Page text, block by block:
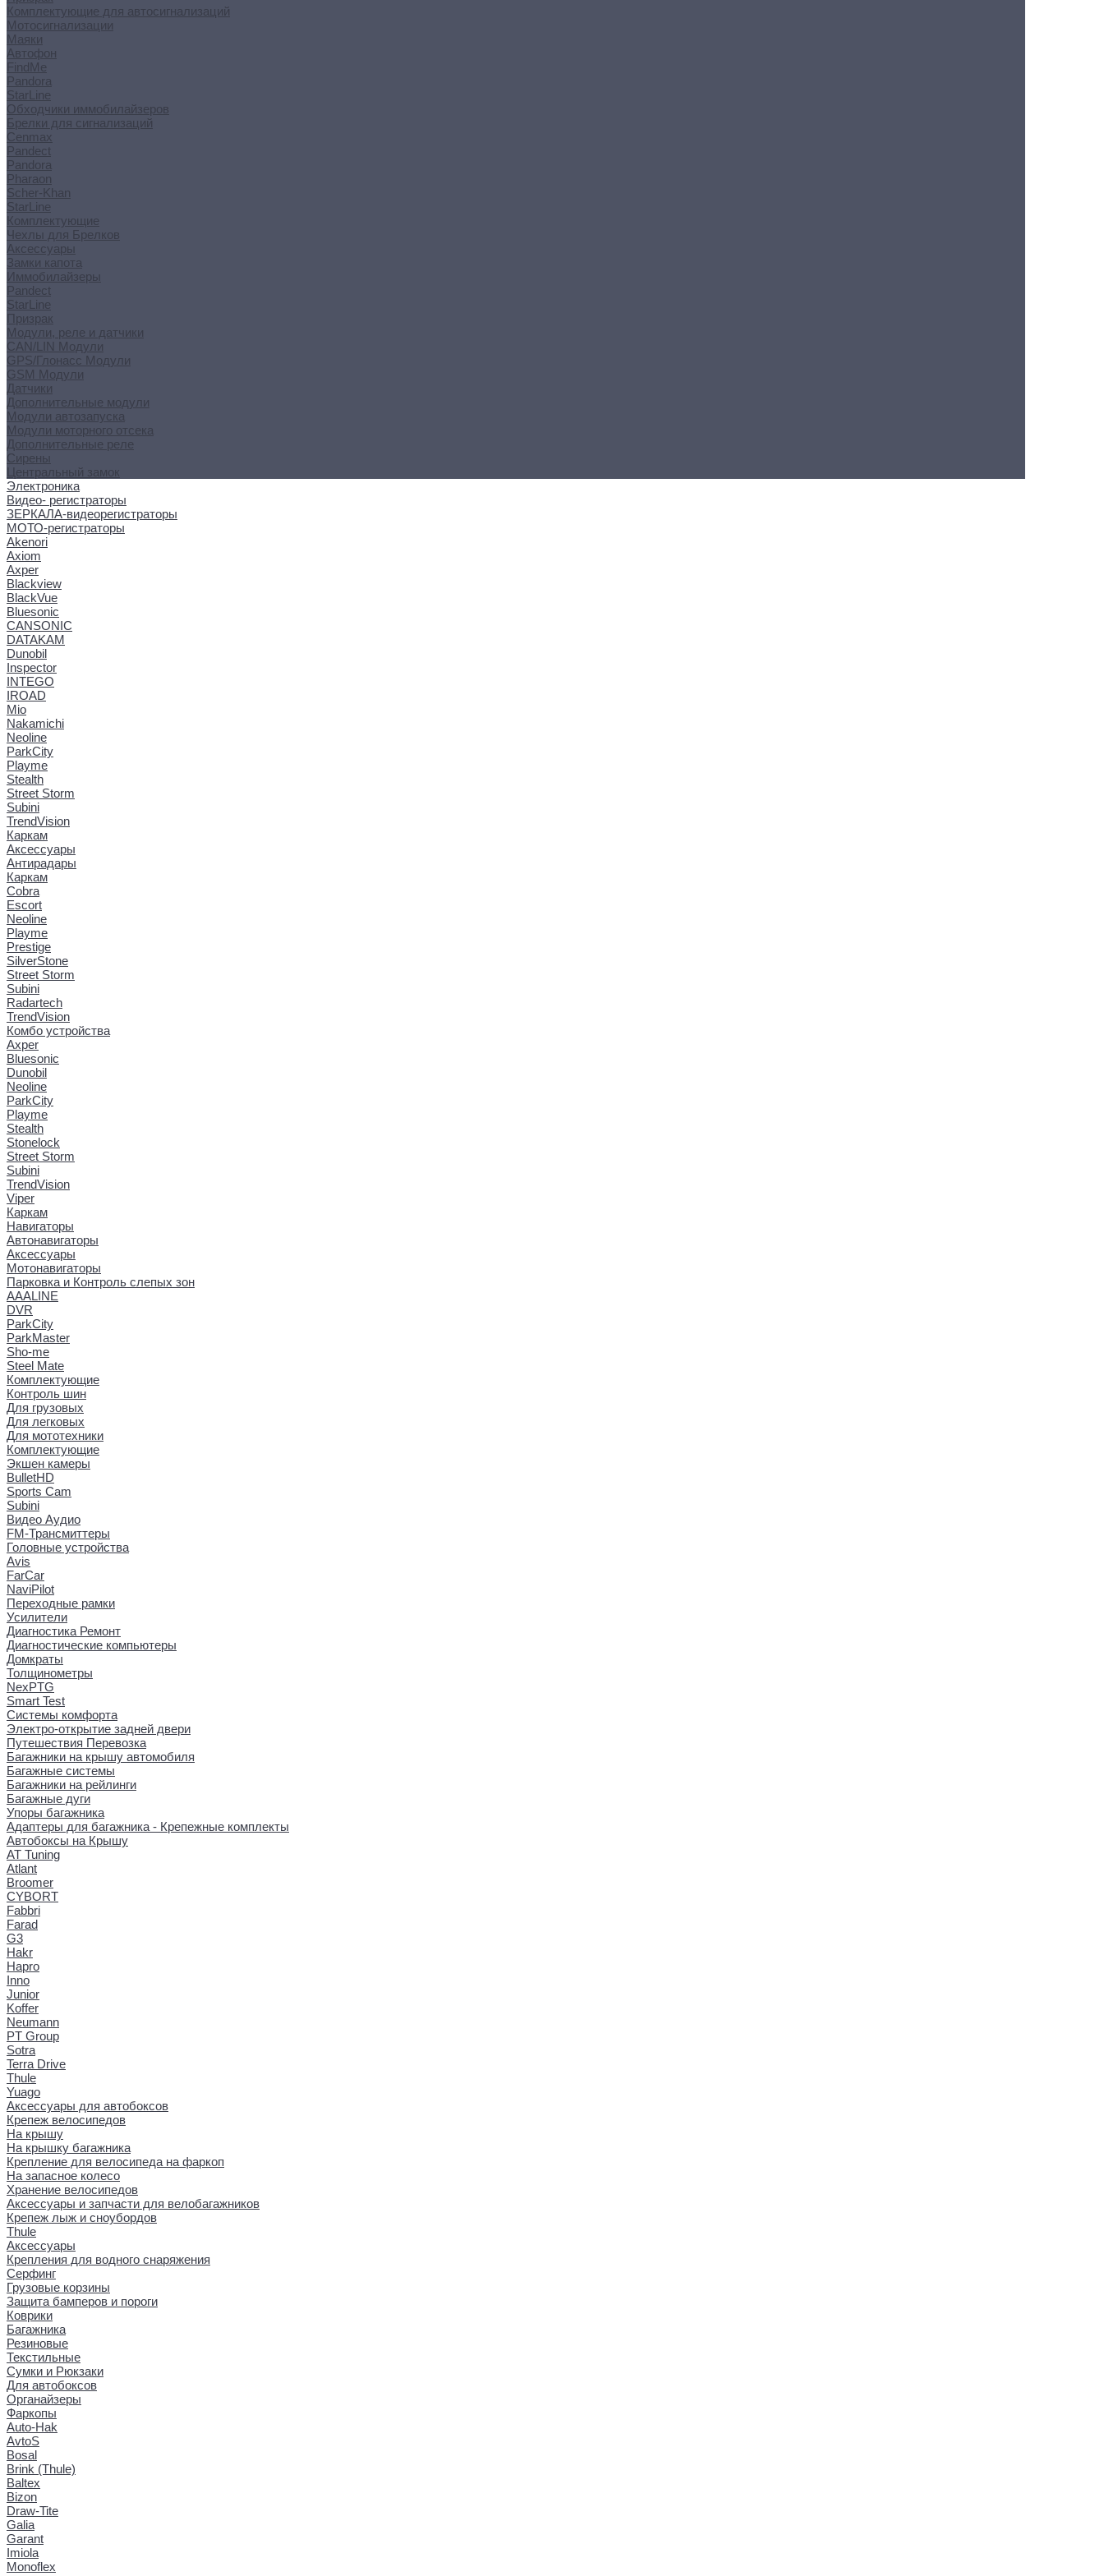
Комплектующие для автосигнализаций
Мотосигнализации
Маяки
Автофон
FindMe
Pandora
StarLine
Обходчики иммобилайзеров
Брелки для сигнализаций
Cenmax
Pandect
Pandora
Pharaon
Scher-Khan
StarLine
Комплектующие
Чехлы для Брелков
Аксессуары
Замки капота
Иммобилайзеры
Pandect
StarLine
Призрак
Модули, реле и датчики
CAN/LIN Модули
GPS/Глонасс Модули
GSM Модули
Датчики
Дополнительные модули
Модули автозапуска
Модули моторного отсека
Дополнительные реле
Сирены
Центральный замок
Электроника
Видео- регистраторы
ЗЕРКАЛА-видеорегистраторы
МОТО-регистраторы
Akenori
Axiom
Axper
Blackview
BlackVue
Bluesonic
CANSONIC
DATAKAM
Dunobil
Inspector
INTEGO
IROAD
Mio
Nakamichi
Neoline
ParkCity
Playme
Stealth
Street Storm
Subini
TrendVision
Каркам
Аксессуары
Антирадары
Каркам
Cobra
Escort
Neoline
Playme
Prestige
SilverStone
Street Storm
Subini
Radartech
TrendVision
Комбо устройства
Axper
Bluesonic
Dunobil
Neoline
ParkCity
Playme
Stealth
Stonelock
Street Storm
Subini
TrendVision
Viper
Каркам
Навигаторы
Автонавигаторы
Аксессуары
Мотонавигаторы
Парковка и Контроль слепых зон
AAALINE
DVR
ParkCity
ParkMaster
Sho-me
Steel Mate
Комплектующие
Контроль шин
Для грузовых
Для легковых
Для мототехники
Комплектующие
Экшен камеры
BulletHD
Sports Cam
Subini
Видео Аудио
FM-Трансмиттеры
Головные устройства
Avis
FarCar
NaviPilot
Переходные рамки
Усилители
Диагностика Ремонт
Диагностические компьютеры
Домкраты
Толщинометры
NexPTG
Smart Test
Системы комфорта
Электро-открытие задней двери
Путешествия Перевозка
Багажники на крышу автомобиля
Багажные системы
Багажники на рейлинги
Багажные дуги
Упоры багажника
Адаптеры для багажника - Крепежные комплекты
Автобоксы на Крышу
AT Tuning
Atlant
Broomer
CYBORT
Fabbri
Farad
G3
Hakr
Hapro
Inno
Junior
Koffer
Neumann
PT Group
Sotra
Terra Drive
Thule
Yuago
Аксессуары для автобоксов
Крепеж велосипедов
На крышу
На крышку багажника
Крепление для велосипеда на фаркоп
На запасное колесо
Хранение велосипедов
Аксессуары и запчасти для велобагажников
Крепеж лыж и сноубордов
Thule
Аксессуары
Крепления для водного снаряжения
Серфинг
Грузовые корзины
Защита бамперов и пороги
Коврики
Багажника
Резиновые
Текстильные
Сумки и Рюкзаки
Для автобоксов
Органайзеры
Фаркопы
Auto-Hak
AvtoS
Bosal
Brink (Thule)
Baltex
Bizon
Draw-Tite
Galia
Garant
Imiola
Monoflex